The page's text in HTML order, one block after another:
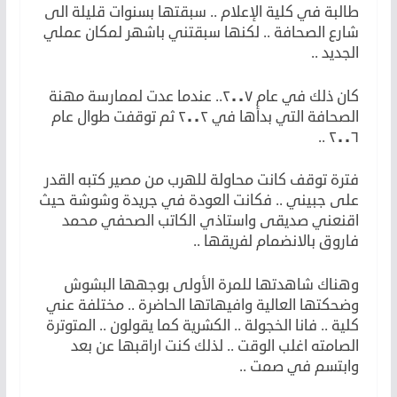
طالبة في كلية الإعلام .. سبقتها بسنوات قليلة الى
شارع الصحافة .. لكنها سبقتني باشهر لمكان عملي
الجديد ..
كان ذلك في عام ٢٠٠٧.. عندما عدت لممارسة مهنة
الصحافة التي بدأها في ٢٠٠٢ ثم توقفت طوال عام
٢٠٠٦ ..
فترة توقف كانت محاولة للهرب من مصير كتبه القدر
على جبيني .. فكانت العودة في جريدة وشوشة حيث
اقنعني صديقى واستاذي الكاتب الصحفي محمد
فاروق بالانضمام لفريقها ..
وهناك شاهدتها للمرة الأولى بوجهها البشوش
وضحكتها العالية وافيهاتها الحاضرة .. مختلفة عني
كلية .. فانا الخجولة .. الكشرية كما يقولون .. المتوترة
الصامته اغلب الوقت .. لذلك كنت اراقبها عن بعد
وابتسم في صمت ..